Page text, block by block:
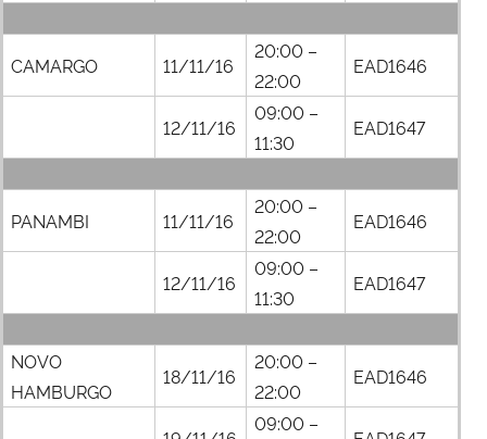
CAMARGO 11/11/16
20:00 –
22:00
EAD1646
12/11/16
09:00 –
11:30
EAD1647
PANAMBI 11/11/16
20:00 –
22:00
EAD1646
12/11/16
09:00 –
11:30
EAD1647
NOVO
HAMBURGO
18/11/16
20:00 –
22:00
EAD1646
09:00 –